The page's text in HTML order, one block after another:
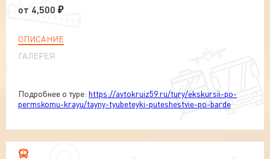
от 4,500 ₽
ОПИСАНИЕ
ГАЛЕРЕЯ
Подробнее о туре: https://avtokruiz59.ru/tury/ekskursii-po-
permskomu-krayu/tayny-tyubeteyki-puteshestvie-po-barde